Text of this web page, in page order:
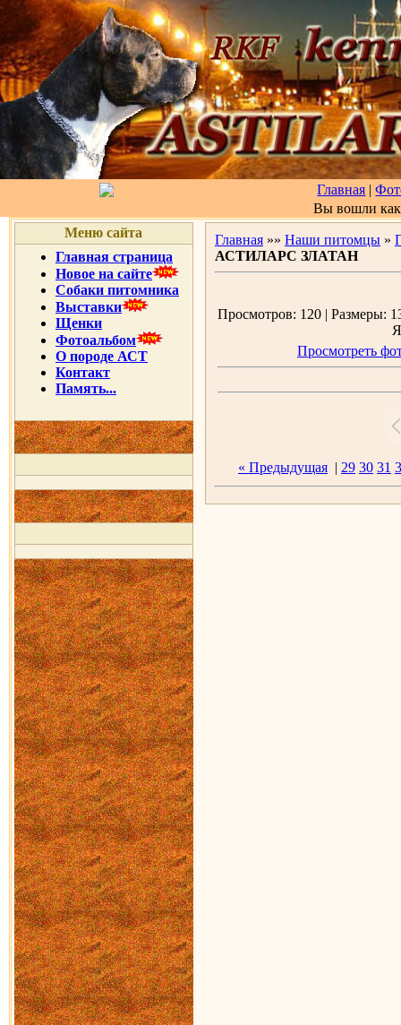
Главная |
Вы вошли
Меню сайта
Главная страница
Новое на сайте
Собаки питомника
Выставки
Щенки
Фотоальбом
О породе АСТ
Контакт
Память...
Главная »» Наши питомцы »
АСТИЛАРС ЗЛАТАН
Просмотров: 120 | Размеры:
Просмотреть
« Предыдущая | 29 30 31